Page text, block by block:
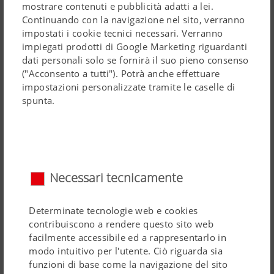
mostrare contenuti e pubblicità adatti a lei.
Continuando con la navigazione nel sito, verranno
impostati i cookie tecnici necessari. Verranno
impiegati prodotti di Google Marketing riguardanti
dati personali solo se fornirà il suo pieno consenso
("Acconsento a tutti"). Potrà anche effettuare
impostazioni personalizzate tramite le caselle di
spunta.
Necessari tecnicamente
Determinate tecnologie web e cookies
contribuiscono a rendere questo sito web
facilmente accessibile ed a rappresentarlo in
modo intuitivo per l'utente. Ciò riguarda sia
funzioni di base come la navigazione del sito
MSO
Nella MSO, su ogni elemento di semina è montato un
distributore MAGICSEM. Può essere equipaggiata con
dischi di semina con una, due o tre file di fori ed i
rispettivi assolcatori. In questo modo, le sementi
selettore e il convogliatore in plastica e gli elementi
assolcatori. La trasformazione è semplice e veloce.
Con le seminatrici per ortaggi MSO potrete beneficiare di
una vasta gamma di possibilità di metodi di semina ed
interfile, nella massima semplicità.
MSO DUO